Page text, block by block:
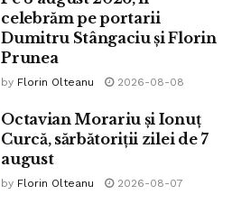
celebrăm pe portarii
Dumitru Stângaciu și Florin
Prunea
by Florin Olteanu 2026-08-08
Octavian Morariu și Ionuț
Curcă, sărbătoriții zilei de 7
august
by Florin Olteanu 2026-08-07